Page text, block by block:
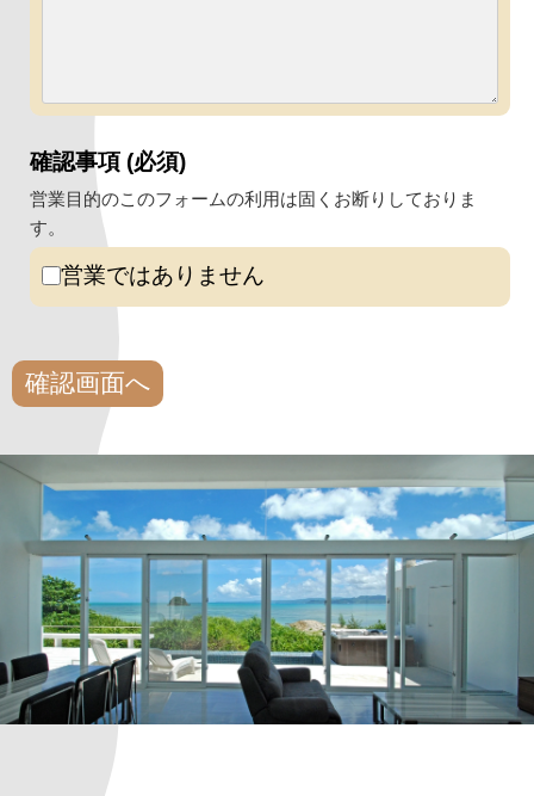
確認事項 (必須)
営業目的のこのフォームの利用は固くお断りしておりま
す。
営業ではありません
確認画面へ